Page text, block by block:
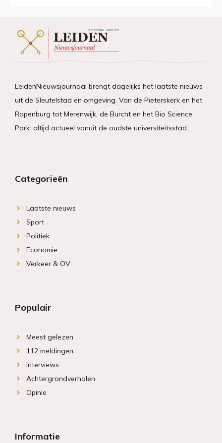
LeidenNieuwsjournaal brengt dagelijks het laatste nieuws
uit de Sleutelstad en omgeving. Van de Pieterskerk en het
Rapenburg tot Merenwijk, de Burcht en het Bio Science
Park: altijd actueel vanuit de oudste universiteitsstad.
Categorieën
Laatste nieuws
Sport
Politiek
Economie
Verkeer & OV
Populair
Meest gelezen
112 meldingen
Interviews
Achtergrondverhalen
Opinie
Informatie